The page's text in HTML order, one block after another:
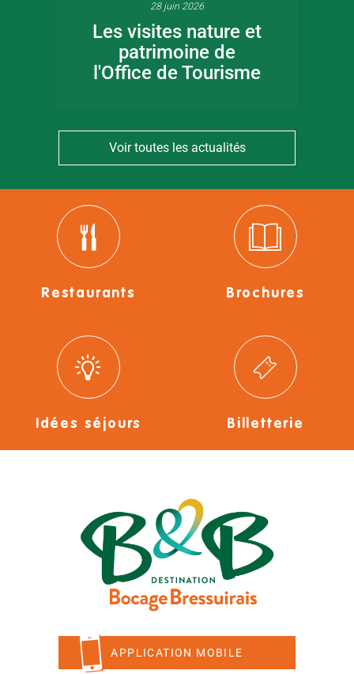
28 juin 2026
Les visites nature et
patrimoine de
l'Office de Tourisme
Voir toutes les actualités
Restaurants Brochures
Idées séjours Billetterie
APPLICATION MOBILE